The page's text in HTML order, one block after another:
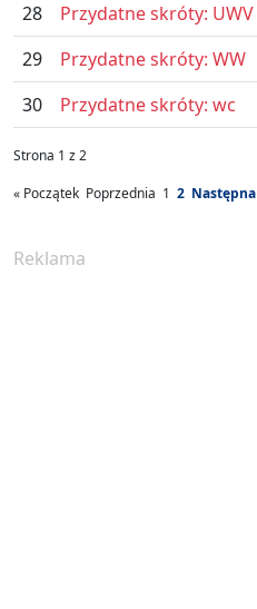
28
Przydatne skróty: UWV
29
Przydatne skróty: WW
30
Przydatne skróty: wc
Strona 1 z 2
« Początek Poprzednia 1 2 Następna
Reklama